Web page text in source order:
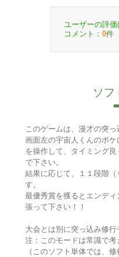
ユーザーの評価(
コメント： 0件
ソフ
このゲームは、漫才の突っ
画面左の宇宙人くんのボ
を操作して、タイミング
で下さい。
結果に応じて、１１段階
す。
最優秀賞を獲るとエンデ
張って下さい！！
大会とは別に突っ込み修行
注：このモードは常識で考
（このソフト単体では、